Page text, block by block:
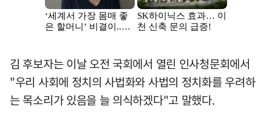
김 후보자는 이날 오전 국회에서 열린 인사청문회에서
"우리 사회에 정치의 사법화와 사법의 정치화를 우려하
는 목소리가 있음을 늘 의식하겠다"고 말했다.